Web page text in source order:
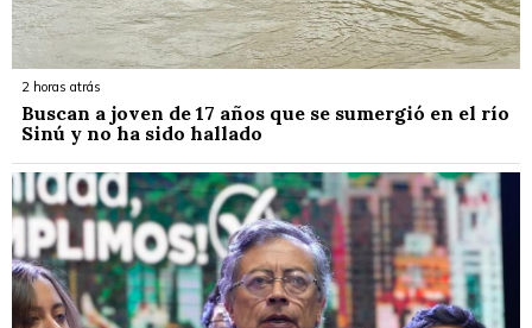
2 horas atrás
Buscan a joven de 17 años que se sumergió en el río
Sinú y no ha sido hallado